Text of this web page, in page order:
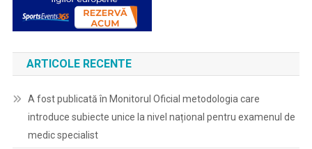
ARTICOLE RECENTE
A fost publicată în Monitorul Oficial metodologia care
introduce subiecte unice la nivel național pentru examenul de
medic specialist